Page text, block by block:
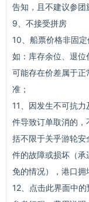
告知，且不建议参团
9、不接受拼房
10、船票价格非固
如：库存余位、退
可能存在价差属于
准；
11、因发生不可抗
件导致订单取消的
括不限于关乎游轮
件的故障或损坏（
免的情况），港口拥
12、点击此界面中